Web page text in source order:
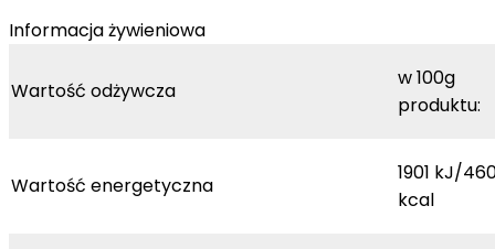
Informacja żywieniowa
Wartość odżywcza
w 100g
produktu:
Wartość energetyczna
1901 kJ/
kcal